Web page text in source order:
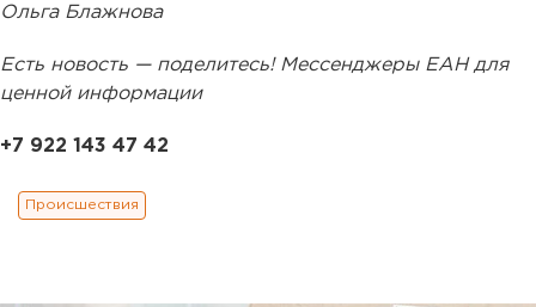
Ольга Блажнова
Есть новость — поделитесь! Мессенджеры ЕАН для
ценной информации
+7 922 143 47 42
Происшествия